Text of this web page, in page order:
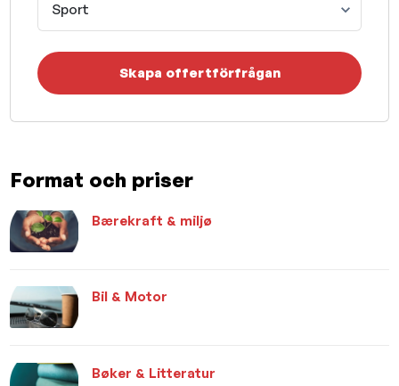
Format och priser
Bærekraft & miljø
Bil & Motor
Bøker & Litteratur
Sport
Skapa offertförfrågan